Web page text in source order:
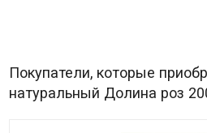
Покупатели, которые
натуральный Долина роз